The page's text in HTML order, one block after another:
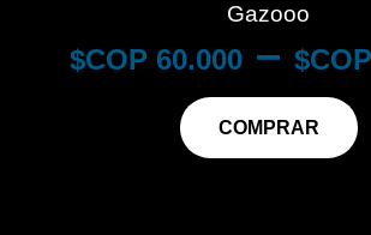
Gazooo
$ 60.000 – $
COMPRAR